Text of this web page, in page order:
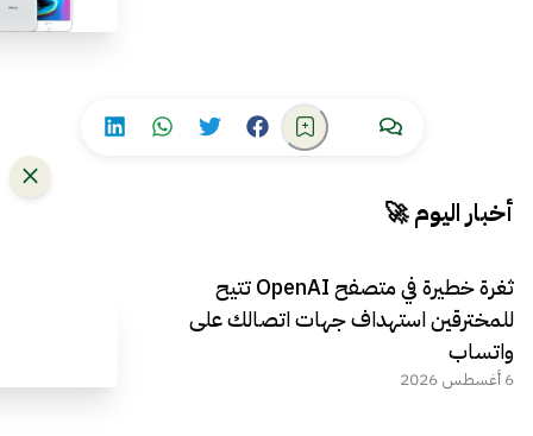
أخبار اليوم 🚀
ثغرة خطيرة في متصفح OpenAI تتيح
للمخترقين استهداف جهات اتصالك على
واتساب
6 أغسطس 2026